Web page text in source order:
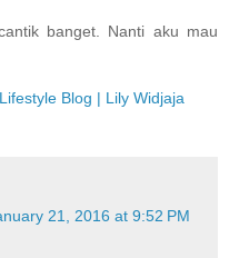
banget. Nanti aku mau
Blog | Lily Widjaja
21, 2016 at 9:52 PM